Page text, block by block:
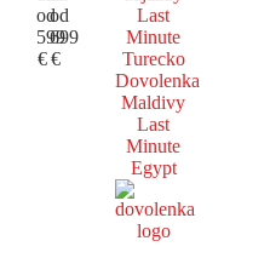
od
599
€
od
699
€
Last
Minute
Turecko
Dovolenka
Maldivy
Last
Minute
Egypt